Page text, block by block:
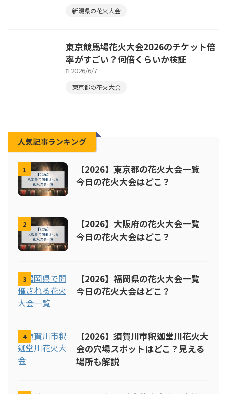
新潟県の花火大会
東京競馬場花火大会2026のチケット倍
率がすごい？何倍くらいか検証
2026/6/7
東京都の花火大会
人気記事ランキング
1
【2026】東京都の花火大会一覧｜
今日の花火大会はどこ？
2
【2026】大阪府の花火大会一覧｜
今日の花火大会はどこ？
3
【2026】福岡県の花火大会一覧｜
今日の花火大会はどこ？
4
【2026】須賀川市釈迦堂川花火大
会の穴場スポットはどこ？見える
場所も解説